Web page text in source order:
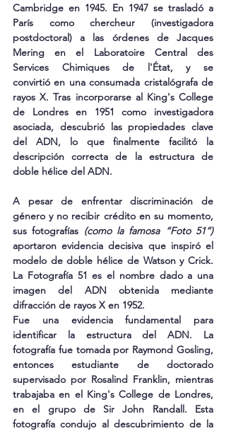
Cambridge en 1945. En 1947 se trasladó a
París como chercheur (investigadora
postdoctoral) a las órdenes de Jacques
Mering en el Laboratoire Central des
Services Chimiques de l'État, y se
convirtió en una consumada cristalógrafa de
rayos X. Tras incorporarse al King's College
de Londres en 1951 como investigadora
asociada, descubrió las propiedades clave
del ADN, lo que finalmente facilitó la
descripción correcta de la estructura de
doble hélice del ADN.
A pesar de enfrentar discriminación de
género y no recibir crédito en su momento,
sus fotografías (como la famosa “Foto 51”)
aportaron evidencia decisiva que inspiró el
modelo de doble hélice de Watson y Crick.
La Fotografía 51 es el nombre dado a una
imagen del ADN obtenida mediante
difracción de rayos X en 1952.
Fue una evidencia fundamental para
identificar la estructura del ADN. La
fotografía fue tomada por Raymond Gosling,
entonces estudiante de doctorado
supervisado por Rosalind Franklin, mientras
trabajaba en el King's College de Londres,
en el grupo de Sir John Randall. Esta
fotografía condujo al descubrimiento de la